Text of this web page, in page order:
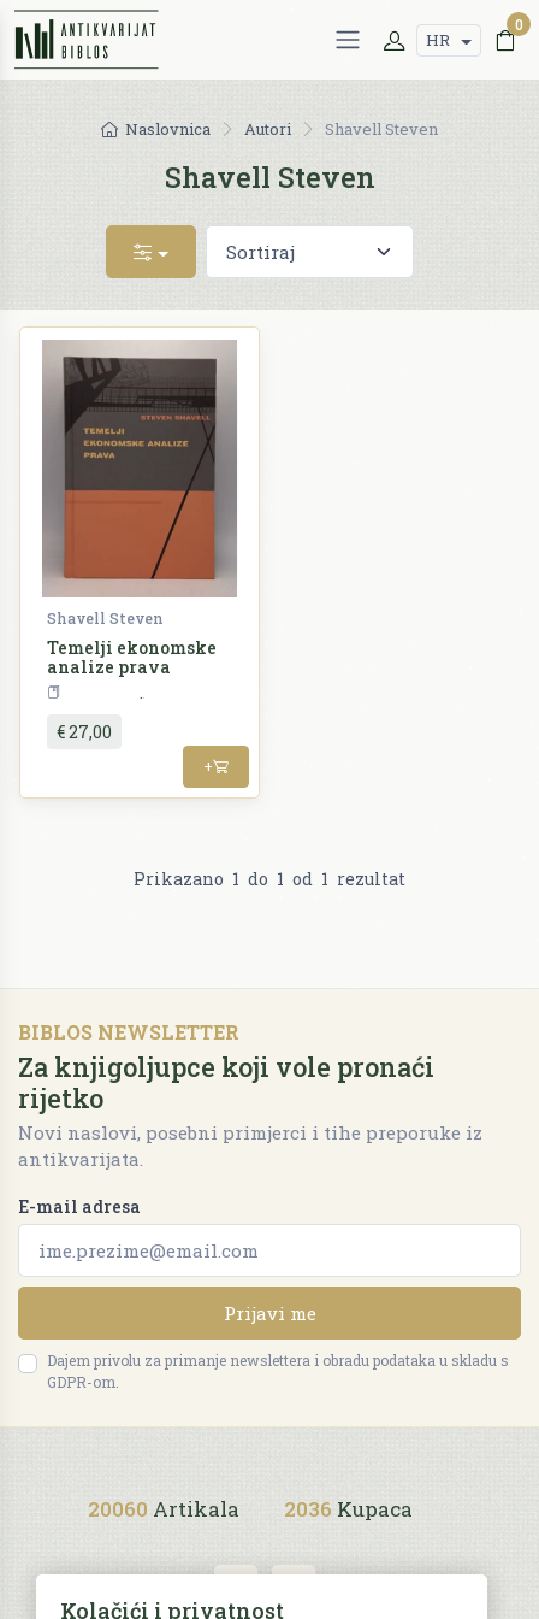
HR
0
Naslovnica Autori Shavell Steven
Shavell Steven
Shavell Steven
Temelji ekonomske
analize prava
€ 27,00
+
Prikazano 1 do 1 od 1 rezultat
BIBLOS NEWSLETTER
Za knjigoljupce koji vole pronaći
rijetko
Novi naslovi, posebni primjerci i tihe preporuke iz
antikvarijata.
E-mail adresa
Prijavi me
Dajem privolu za primanje newslettera i obradu podataka u skladu s
GDPR-om.
20060 Artikala 2036 Kupaca
Kolačići i privatnost